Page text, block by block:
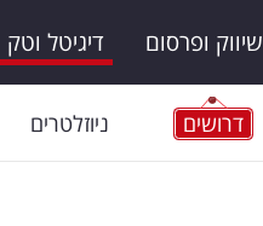
שיווק ופרסום דיגיטל וטק
דרושים ניוזלטרים